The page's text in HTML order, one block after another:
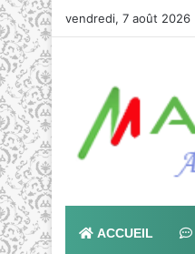
vendredi, 7 août 2026
ACCUEIL